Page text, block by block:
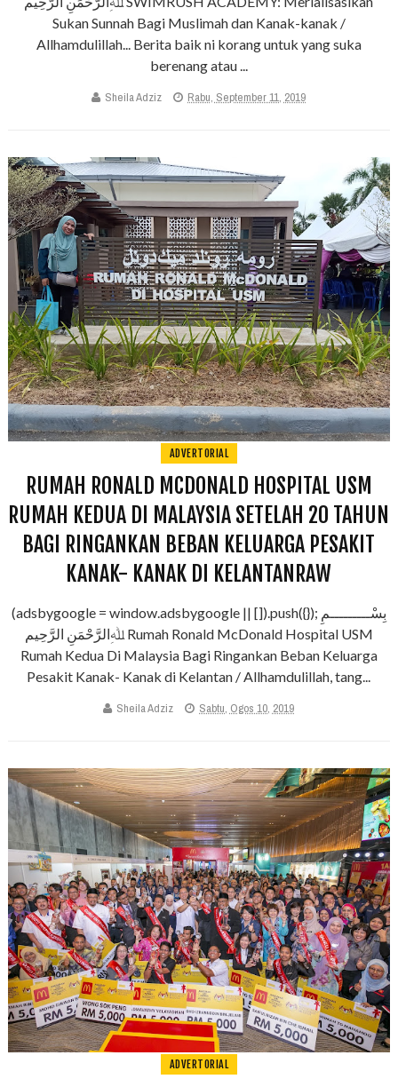
Sukan Sunnah Bagi Muslimah dan Kanak-kanak /
Allhamdulillah... Berita baik ni korang untuk yang suka
berenang atau ...
Sheila Adziz Rabu, September 11, 2019
ADVERTORIAL
RUMAH RONALD MCDONALD HOSPITAL USM
RUMAH KEDUA DI MALAYSIA SETELAH 20 TAHUN
BAGI RINGANKAN BEBAN KELUARGA PESAKIT
KANAK- KANAK DI KELANTANRAW
(adsbygoogle = window.adsbygoogle || []).push({}); بِسْـــــــــمِ
ﷲِالرَّحْمَنِ الرَّحِيم Rumah Ronald McDonald Hospital USM
Rumah Kedua Di Malaysia Bagi Ringankan Beban Keluarga
Pesakit Kanak- Kanak di Kelantan / Allhamdulillah, tang...
Sheila Adziz Sabtu, Ogos 10, 2019
ADVERTORIAL